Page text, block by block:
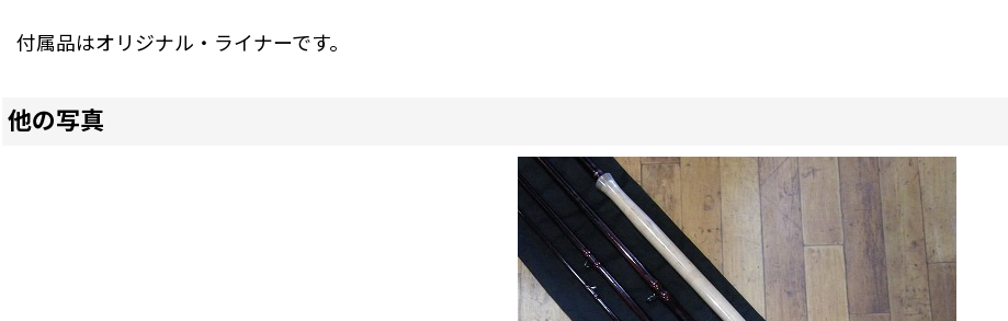
付属品はオリジナル・ライナーです。
他の写真